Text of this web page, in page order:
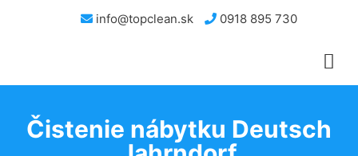
info@topclean.sk 0918 895 730
Čistenie nábytku Deutsch